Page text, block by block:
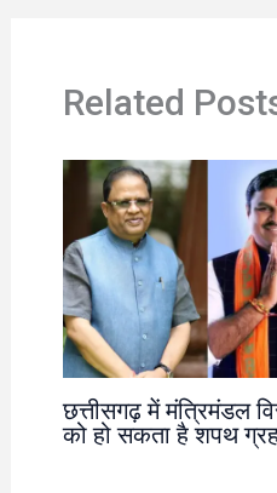
Related
छत्तीसगढ़ में मंत्रिमंडल
को हो सकता है शपथ